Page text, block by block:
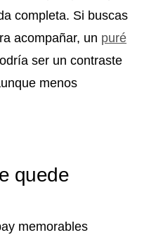
completa. Si buscas
acompañar, un puré
ser un contraste
menos
quede
memorables